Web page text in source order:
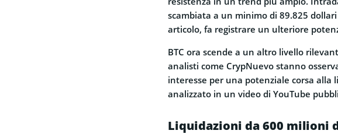
scambiata a un minimo di 89.825
articolo, fa registrare un ulteriore
BTC ora scende a un altro livello
analisti come CrypNuevo stanno
interesse per una potenziale corsa alla
analizzato in un video di YouTube
Liquidazioni da 600 milioni